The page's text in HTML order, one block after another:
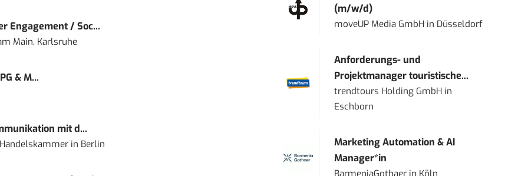
Engagement / Soc...
Main, Karlsruhe
& M...
mit d...
in Berlin
(m/w/d)
moveUP Media GmbH in Düsseldorf
Anforderungs- und
Projektmanager touristische...
trendtours Holding GmbH in
Eschborn
Marketing Automation & AI
Manager*in